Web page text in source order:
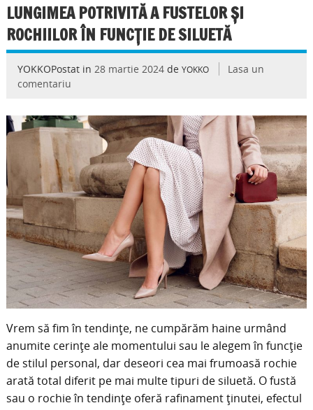
LUNGIMEA POTRIVITĂ A FUSTELOR ȘI
ROCHIILOR ÎN FUNCȚIE DE SILUETĂ
YOKKOPostat in 28 martie 2024de YOKKO
Lasa un
comentariu
Vrem să fim în tendințe, ne cumpărăm haine urmând
anumite cerințe ale momentului sau le alegem în funcție
de stilul personal, dar deseori cea mai frumoasă rochie
arată total diferit pe mai multe tipuri de siluetă. O fustă
sau o rochie în tendințe oferă rafinament ținutei, efectul